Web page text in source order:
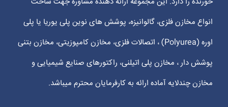
انواع مخازن فلزی، گالوانیزه، پوشش های نوین پلی یوریا یا پلی
اوره (Polyurea) ، اتصالات فلزی، مخازن کامپوزیتی، مخازن بتنی
پوشش دار ، مخازن پلی اتیلنی، راکتورهای صنایع شیمیایی و
مخازن چندلایه آماده ارائه به کارفرمایان محترم میباشد.